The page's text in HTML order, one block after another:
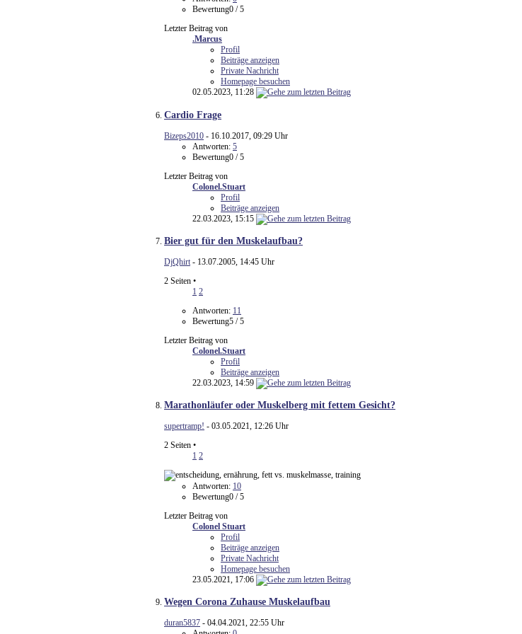
Bewertung0 / 5
Letzter Beitrag von
.Marcus
Profil
Beiträge anzeigen
Private Nachricht
Homepage besuchen
02.05.2023, 11:28
Cardio Frage
Bizeps2010 - 16.10.2017, 09:29 Uhr
Antworten: 5
Bewertung0 / 5
Letzter Beitrag von
Colonel.Stuart
Profil
Beiträge anzeigen
22.03.2023, 15:15
Bier gut für den Muskelaufbau?
DjQhirt - 13.07.2005, 14:45 Uhr
2 Seiten •
1 2
Antworten: 11
Bewertung5 / 5
Letzter Beitrag von
Colonel.Stuart
Profil
Beiträge anzeigen
22.03.2023, 14:59
Marathonläufer oder Muskelberg mit fettem Gesicht?
supertramp! - 03.05.2021, 12:26 Uhr
2 Seiten •
1 2
Antworten: 10
Bewertung0 / 5
Letzter Beitrag von
Colonel Stuart
Profil
Beiträge anzeigen
Private Nachricht
Homepage besuchen
23.05.2021, 17:06
Wegen Corona Zuhause Muskelaufbau
duran5837 - 04.04.2021, 22:55 Uhr